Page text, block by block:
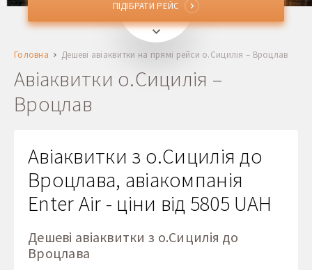
CTA, PMO, CIYо.Сицилія, Італія
WROВроцлав, Польща
Відправлення
1 + 0 + 0
ПІДІБРАТИ РЕЙС
ПІДІБРАТИ РЕЙС
Головна Дешеві авіаквитки на прямі рейси о.Сицилія – Вроцлав
Авіаквитки о.Сицилія –
Вроцлав
Авіаквитки з о.Сицилія до
Вроцлава, авіакомпанія
Enter Air - ціни від 5805 UAH
Дешеві авіаквитки з о.Сицилія до
Вроцлава